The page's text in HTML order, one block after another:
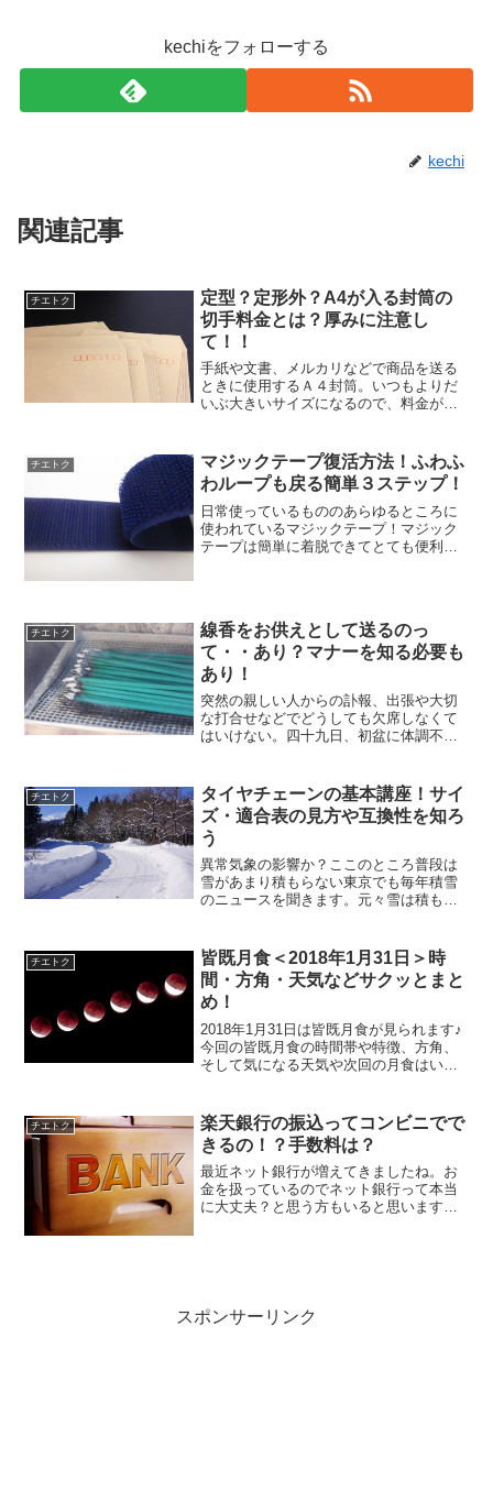
kechiをフォローする
kechi
関連記事
チエトク
定型？定形外？A4が入る封筒の
切手料金とは？厚みに注意し
て！！
手紙や文書、メルカリなどで商品を送る
ときに使用するＡ４封筒。いつもよりだ
いぶ大きいサイズになるので、料金が心
金額も不足していると、送り返されてし
まうのではないかとちょっ...
チエトク
マジックテープ復活方法！ふわふ
わループも戻る簡単３ステップ！
日常使っているもののあらゆるところに
使われているマジックテープ！マジック
テープは簡単に着脱できてとても便利な
チエトク
線香をお供えとして送るのっ
て・・あり？マナーを知る必要も
あり！
突然の親しい人からの訃報、出張や大切
な打合せなどでどうしても欠席しなくて
はいけない。四十九日、初盆に体調不良
だけどこんな時もありますよね。たとえ
行けなかったとしてもお悔みの...
チエトク
タイヤチェーンの基本講座！サイ
ズ・適合表の見方や互換性を知ろ
う
異常気象の影響か？ここのところ普段は
雪があまり積もらない東京でも毎年積雪
のニュースを聞きます。元々雪は積もる
ェーンが必要になってくるわけですが、
私を含め、特に女性はなに...
チエトク
皆既月食＜2018年1月31日＞時
間・方角・天気などサクッとまと
め！
2018年1月31日は皆既月食が見られます♪
今回の皆既月食の時間帯や特徴、方角、
そして気になる天気や次回の月食はいつ
月31日）の時間などの詳細今回の皆既月
食を楽し...
チエトク
楽天銀行の振込ってコンビニでで
きるの！？手数料は？
最近ネット銀行が増えてきましたね。お
金を扱っているのでネット銀行って本当
に大丈夫？と思う方もいると思います。
スポンサーリンク